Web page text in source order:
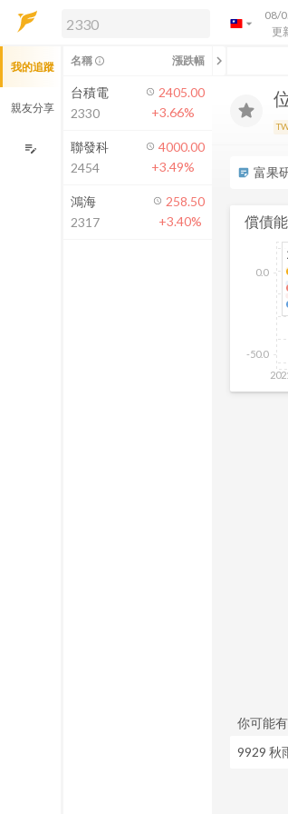
arrow_drop_down
08/
更
解鎖即時行情及進階功能
方案」，即可解鎖以下功能：
即時行情
即時市況與排行
成交金額熱力圖
前往方案訂閱
如何綁定合作券商
sticky_note_2 富果
償債
-50.0
0.0
你可能
9929 秋
我的追蹤
親友分享
edit_note
名稱 info_outline 漲跌幅 chevron_left
台積電
2330
2405.00
+3.66%
聯發科
2454
4000.00
+3.49%
鴻海
2317
258.50
+3.40%